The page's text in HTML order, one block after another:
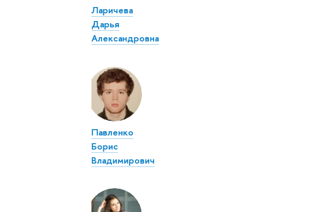
Ларичева
Дарья
Александровна
Павленко
Борис
Владимирович